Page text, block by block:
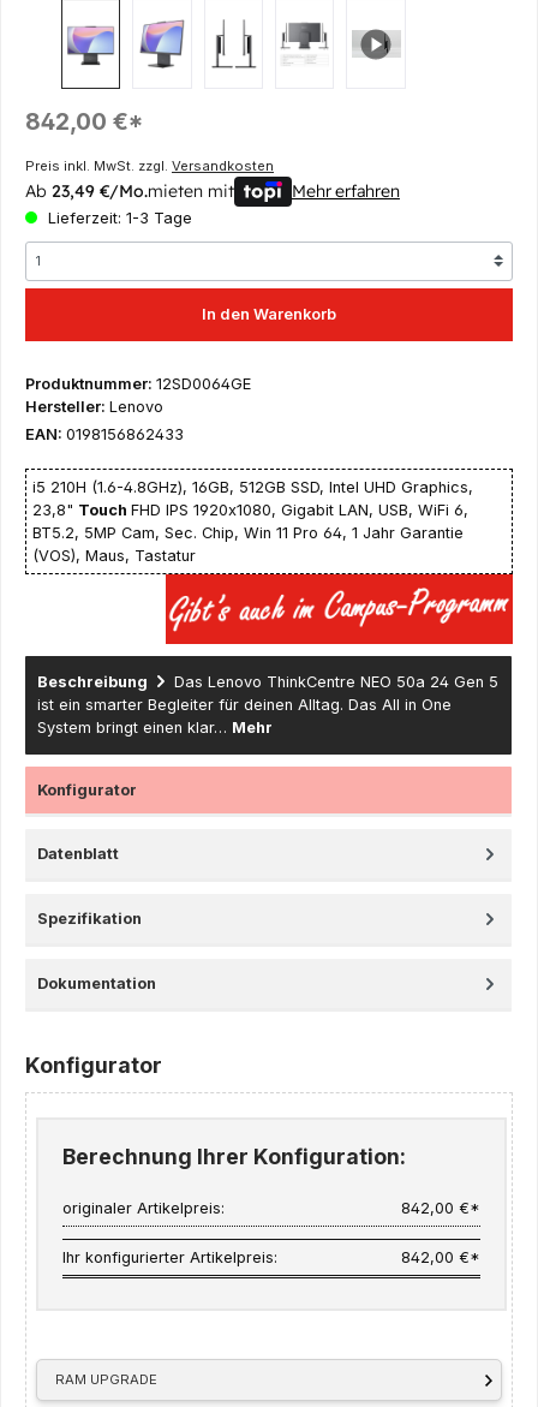
Regulärer Preis:
842,00 €*
Preis inkl. MwSt. zzgl. Versandkosten
Ab 23,49 €/Mo.mieten mit Mehr erfahren
Lieferzeit: 1-3 Tage
In den Warenkorb
Produktnummer: 12SD0064GE
Hersteller: Lenovo
EAN: 0198156862433
i5 210H (1.6-4.8GHz), 16GB, 512GB SSD, Intel UHD Graphics,
23,8" Touch FHD IPS 1920x1080, Gigabit LAN, USB, WiFi 6,
BT5.2, 5MP Cam, Sec. Chip, Win 11 Pro 64, 1 Jahr Garantie
(VOS), Maus, Tastatur
Beschreibung
Das Lenovo ThinkCentre NEO 50a 24 Gen 5
ist ein smarter Begleiter für deinen Alltag. Das All in One
System bringt einen klar… Mehr
Konfigurator
Datenblatt
Spezifikation
Dokumentation
Konfigurator
RAM UPGRADE
Berechnung Ihrer Konfiguration:
originaler Artikelpreis: 842,00 €*
Ihr konfigurierter Artikelpreis: 842,00 €*